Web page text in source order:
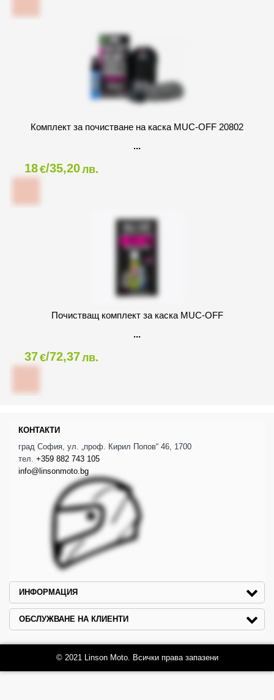
Комплект за почистване на каска MUC-OFF 20802
18€/35,20лв.
Почистващ комплект за каска MUC-OFF
37€/72,37лв.
КОНТАКТИ
град София, ул. „проф. Кирил Попов“ 46, 1700
тел. +359 882 743 105
info@linsonmoto.bg
ИНФОРМАЦИЯ
ОБСЛУЖВАНЕ НА КЛИЕНТИ
© 2021 Linson Moto. Всички права запазени